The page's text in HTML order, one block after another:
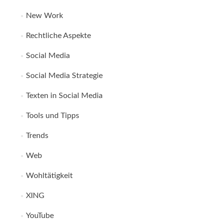
New Work
Rechtliche Aspekte
Social Media
Social Media Strategie
Texten in Social Media
Tools und Tipps
Trends
Web
Wohltätigkeit
XING
YouTube